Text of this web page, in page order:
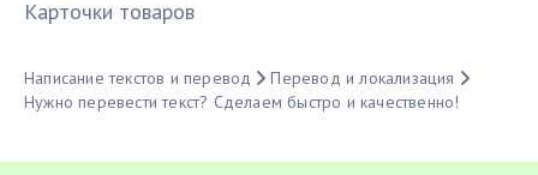
Карточки товаров
Написание текстов и перевод
Перевод и локализация
Нужно перевести текст? Сделаем быстро и качественно!